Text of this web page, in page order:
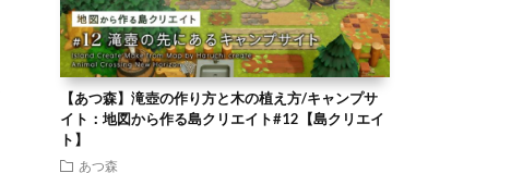
【あつ森】滝壺の作り方と木の植え方/キャンプサ
イト：地図から作る島クリエイト#12【島クリエイ
ト】
あつ森